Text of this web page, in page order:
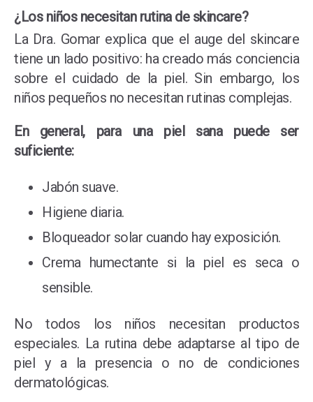
¿Los niños necesitan rutina de skincare?
La Dra. Gomar explica que el auge del skincare
tiene un lado positivo: ha creado más conciencia
sobre el cuidado de la piel. Sin embargo, los
niños pequeños no necesitan rutinas complejas.
En general, para una piel sana puede ser
suficiente:
Jabón suave.
Higiene diaria.
Bloqueador solar cuando hay exposición.
Crema humectante si la piel es seca o
sensible.
No todos los niños necesitan productos
especiales. La rutina debe adaptarse al tipo de
piel y a la presencia o no de condiciones
dermatológicas.